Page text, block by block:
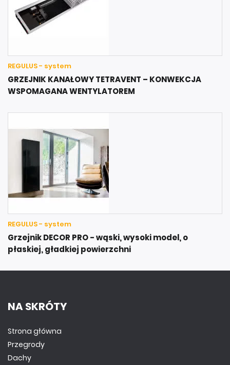
REGULUS - system
GRZEJNIK KANAŁOWY TETRAVENT – KONWEKCJA
WSPOMAGANA WENTYLATOREM
REGULUS - system
Grzejnik DECOR PRO - wąski, wysoki model, o
płaskiej, gładkiej powierzchni
NA SKRÓTY
Strona główna
Przegrody
Dachy